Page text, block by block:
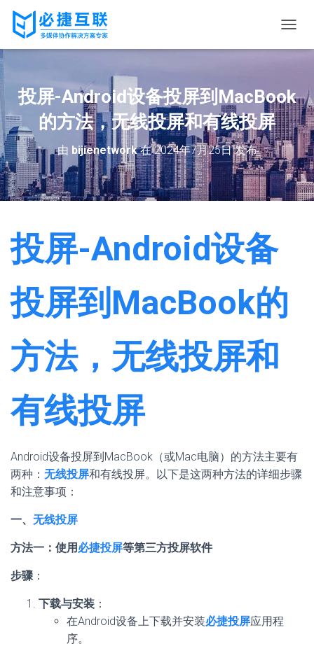
换
投屏-Android设备投屏到MacBook
的方法，无线投屏和有线投屏
由 bijienetwork在2024年7月25日发布
投屏-Android设备
投屏到MacBook的
方法，无线投屏和
有线投屏
Android设备投屏到MacBook（或Mac电脑）的方法主要有
两种： 无线投屏和有线投屏。以下是这两种方法的详细步骤
和注意事项：
一、 无线投屏
方法一：使用 必捷投屏等第三方投屏软件
步骤：
下载与安装 ：
在Android设备上下载并安装必捷投屏应用程
序。